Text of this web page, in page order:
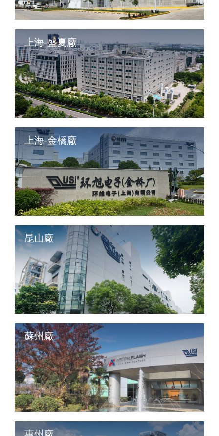
上海-盛夏廠
上海-金橋廠
昆山廠
蘇州廠
惠州廠